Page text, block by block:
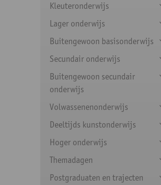
Kleuteronderwijs
Lager onderwijs
Buitengewoon basisonderwijs
Secundair onderwijs
Buitengewoon secundair
onderwijs
Volwassenenonderwijs
Deeltijds kunstonderwijs
Hoger onderwijs
Themadagen
Postgraduaten en trajecten